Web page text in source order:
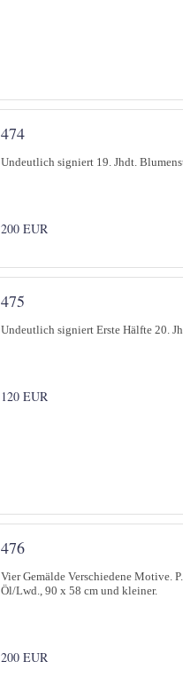
474
Undeutlich signiert 19. Jhdt.
200 EUR
475
Undeutlich signiert Erste Hälfte 20.
120 EUR
476
Vier Gemälde Verschiedene Motive.
Öl/Lwd., 90 x 58 cm und kleiner.
200 EUR